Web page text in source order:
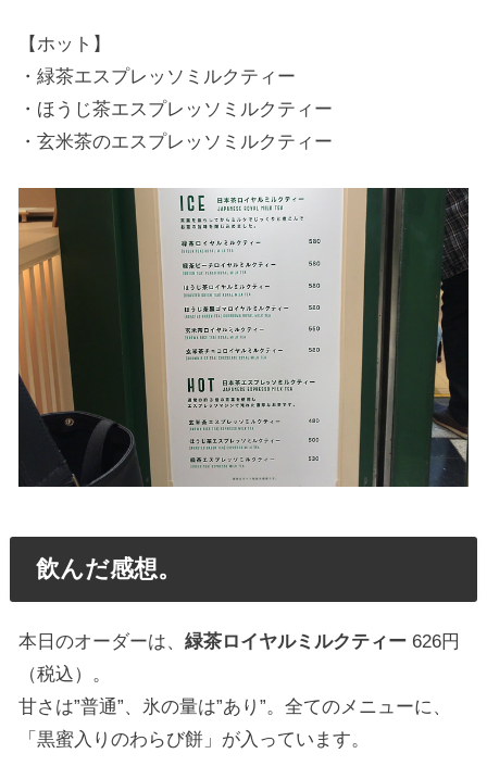
【ホット】
・緑茶エスプレッソミルクティー
・ほうじ茶エスプレッソミルクティー
・玄米茶のエスプレッソミルクティー
飲んだ感想。
本日のオーダーは、緑茶ロイヤルミルクティー 626円
（税込）。
甘さは”普通”、氷の量は”あり”。全てのメニューに、
「黒蜜入りのわらび餅」が入っています。